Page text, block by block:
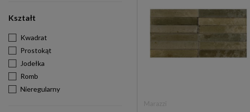
Kształt
Kwadrat
Prostokąt
Jodełka
Romb
Nieregularny